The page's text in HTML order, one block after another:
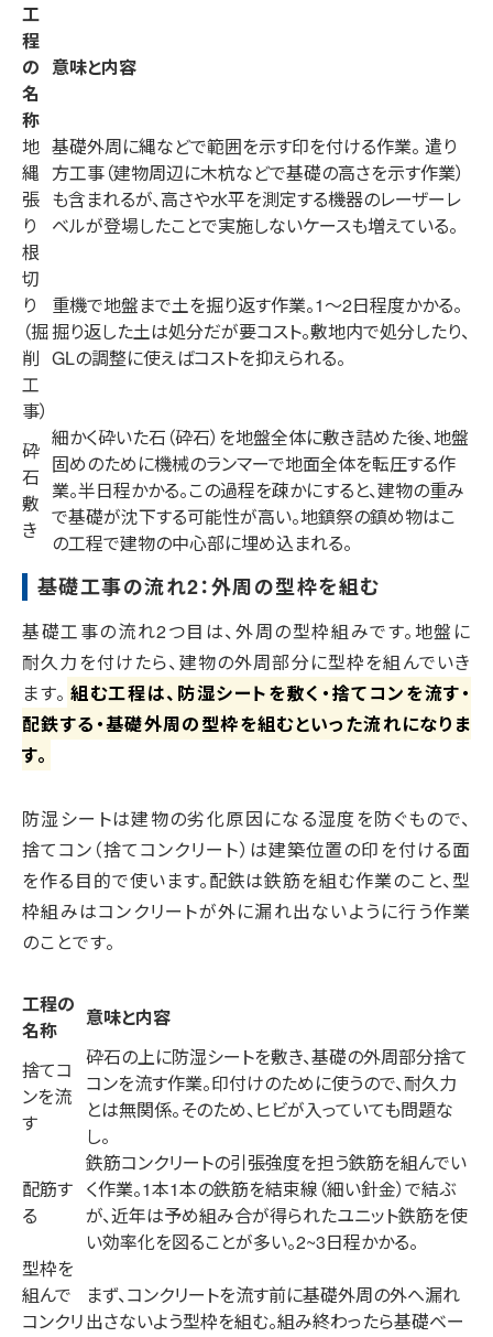
工
程
の
名
称
意味と内容
地
縄
張
り
基礎外周に縄などで範囲を示す印を付ける作業。 遣り
方工事（建物周辺に木杭などで基礎の高さを示す作業）
も含まれるが、高さや水平を測定する機器のレーザーレ
ベルが登場したことで実施しないケースも増えている。
根
切
り
（掘
削
工
事）
重機で地盤まで土を掘り返す作業。1～2日程度かかる。
掘り返した土は処分だが要コスト。敷地内で処分したり、
GLの調整に使えばコストを抑えられる。
砕
石
敷
き
細かく砕いた石（砕石）を地盤全体に敷き詰めた後、地盤
固めのために機械のランマーで地面全体を転圧する作
業。半日程かかる。この過程を疎かにすると、建物の重み
で基礎が沈下する可能性が高い。地鎮祭の鎮め物はこ
の工程で建物の中心部に埋め込まれる。
基礎工事の流れ2：外周の型枠を組む
基礎工事の流れ2つ目は、外周の型枠組みです。地盤に
耐久力を付けたら、建物の外周部分に型枠を組んでいき
ます。 組む工程は、防湿シートを敷く・捨てコンを流す・
配鉄する・基礎外周の型枠を組むといった流れになりま
す。
防湿シートは建物の劣化原因になる湿度を防ぐもので、
捨てコン（捨てコンクリート）は建築位置の印を付ける面
を作る目的で使います。配鉄は鉄筋を組む作業のこと、型
枠組みはコンクリートが外に漏れ出ないように行う作業
のことです。
工程の
名称
意味と内容
捨てコ
ンを流
す
砕石の上に防湿シートを敷き、基礎の外周部分捨て
コンを流す作業。印付けのために使うので、耐久力
とは無関係。そのため、ヒビが入っていても問題な
し。
配筋す
る
鉄筋コンクリートの引張強度を担う鉄筋を組んでい
く作業。1本1本の鉄筋を結束線（細い針金）で結ぶ
が、近年は予め組み合が得られたユニット鉄筋を使
い効率化を図ることが多い。2~3日程かかる。
型枠を
組んで
コンクリ
まず、コンクリートを流す前に基礎外周の外へ漏れ
出さないよう型枠を組む。組み終わったら基礎ベー